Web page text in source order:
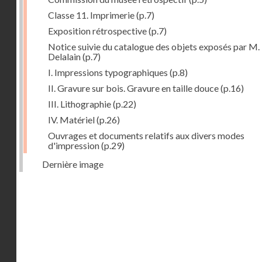
Classe 11. Imprimerie(p.7)
Exposition rétrospective(p.7)
Notice suivie du catalogue des objets exposés par M.
Delalain(p.7)
I. Impressions typographiques (p.8)
II. Gravure sur bois. Gravure en taille douce(p.16)
III. Lithographie(p.22)
IV. Matériel(p.26)
Ouvrages et documents relatifs aux divers modes
d'impression(p.29)
Dernière image